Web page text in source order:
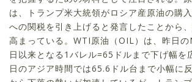
は、トランプ米大統領がロシア産原油の購
への関税を引き上げると発言したことから
高まっている。WTI原油（OIL）は、昨日
日以来となる1バレル=65ドルまで下げ幅を
日のアジア時間では65.6ドル台まで小幅に